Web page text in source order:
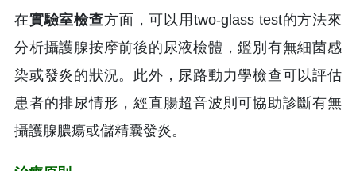
在實驗室檢查方面，可以用two-glass test的方法來
分析攝護腺按摩前後的尿液檢體，鑑別有無細菌感
染或發炎的狀況。此外，尿路動力學檢查可以評估
患者的排尿情形，經直腸超音波則可協助診斷有無
攝護腺膿瘍或儲精囊發炎。